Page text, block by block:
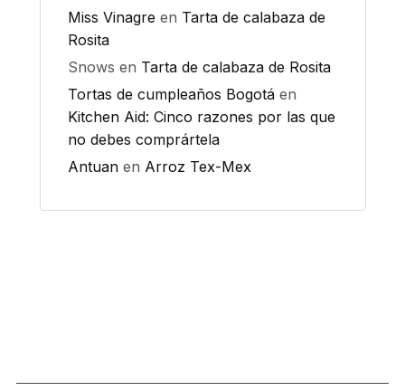
Miss Vinagre en Tarta de calabaza de
Rosita
Snows en Tarta de calabaza de Rosita
Tortas de cumpleaños Bogotáen
Kitchen Aid: Cinco razones por las que
no debes comprártela
Antuanen Arroz Tex-Mex